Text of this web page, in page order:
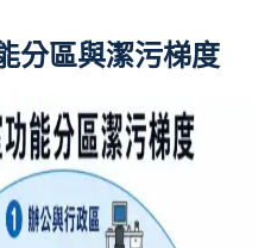
分區與潔污梯度